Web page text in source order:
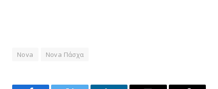
Nova Nova Πάσχα